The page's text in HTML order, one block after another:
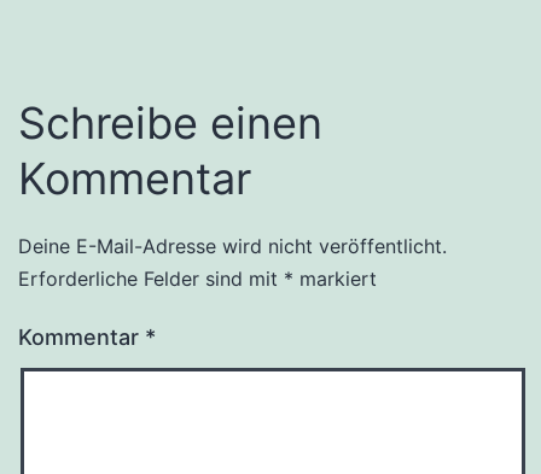
Schreibe einen
Kommentar
Deine E-Mail-Adresse wird nicht veröffentlicht.
Erforderliche Felder sind mit * markiert
Kommentar *